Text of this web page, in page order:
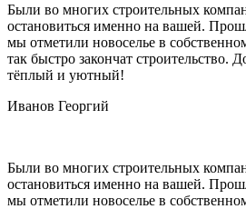
Были во многих строительных
остановиться именно на вашей.
мы отметили новоселье в
так быстро закончат строительство.
тёплый и уютный!
Иванов Георгий
Были во многих строительных
остановиться именно на вашей.
мы отметили новоселье в